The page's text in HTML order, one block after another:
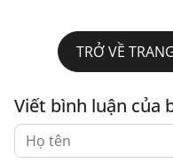
TRỞ VỀ
Viết bình luận của